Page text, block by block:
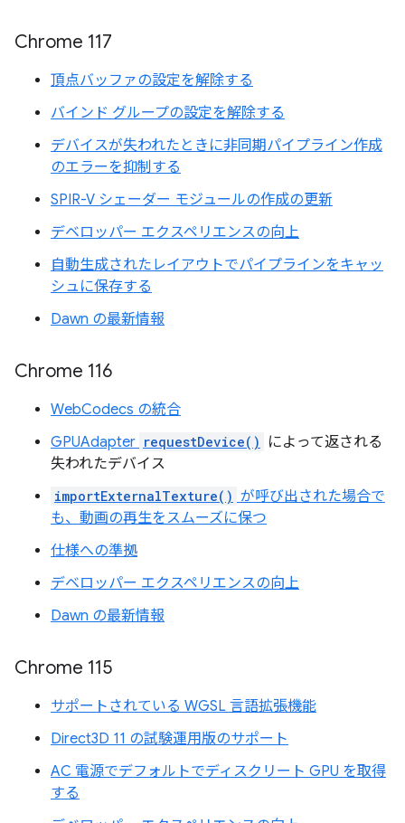
Chrome 117
頂点バッファの設定を解除する
バインド グループの設定を解除する
デバイスが失われたときに非同期パイプライン作成
のエラーを抑制する
SPIR-V シェーダー モジュールの作成の更新
デベロッパー エクスペリエンスの向上
自動生成されたレイアウトでパイプラインをキャッ
シュに保存する
Dawn の最新情報
Chrome 116
WebCodecs の統合
GPUAdapter requestDevice()
によって返される
失われたデバイス
importExternalTexture() が呼び出された場合で
も、動画の再生をスムーズに保つ
仕様への準拠
デベロッパー エクスペリエンスの向上
Dawn の最新情報
Chrome 115
サポートされている WGSL 言語拡張機能
Direct3D 11 の試験運用版のサポート
AC 電源でデフォルトでディスクリート GPU を取得
する